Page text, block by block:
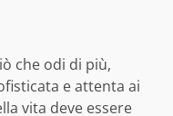
che odi di più,
e attenta ai
vita deve essere